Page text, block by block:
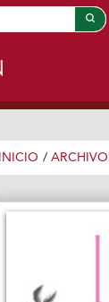
INICIO /